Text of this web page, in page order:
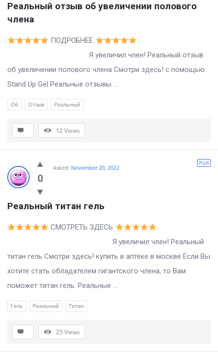
Реальный отзыв об увеличении полового
члена
ПОДРОБНЕЕ
Я увеличил член! Реальный отзыв
об увеличении полового члена Смотри здесь! с помощью
Stand Up Gel Реальные отзывы ...
Об Отзыв Реальный
12Views
0
Poll
Asked: November 20, 2022
Реальный титан гель
СМОТРЕТЬ ЗДЕСЬ
Я увеличил член! Реальный
титан гель Смотри здесь! купить в аптеке в москве Если Вы
хотите стать обладателем гигантского члена, то Вам
поможет титан гель. Реальные ...
Гель Реальный Титан
25 Views